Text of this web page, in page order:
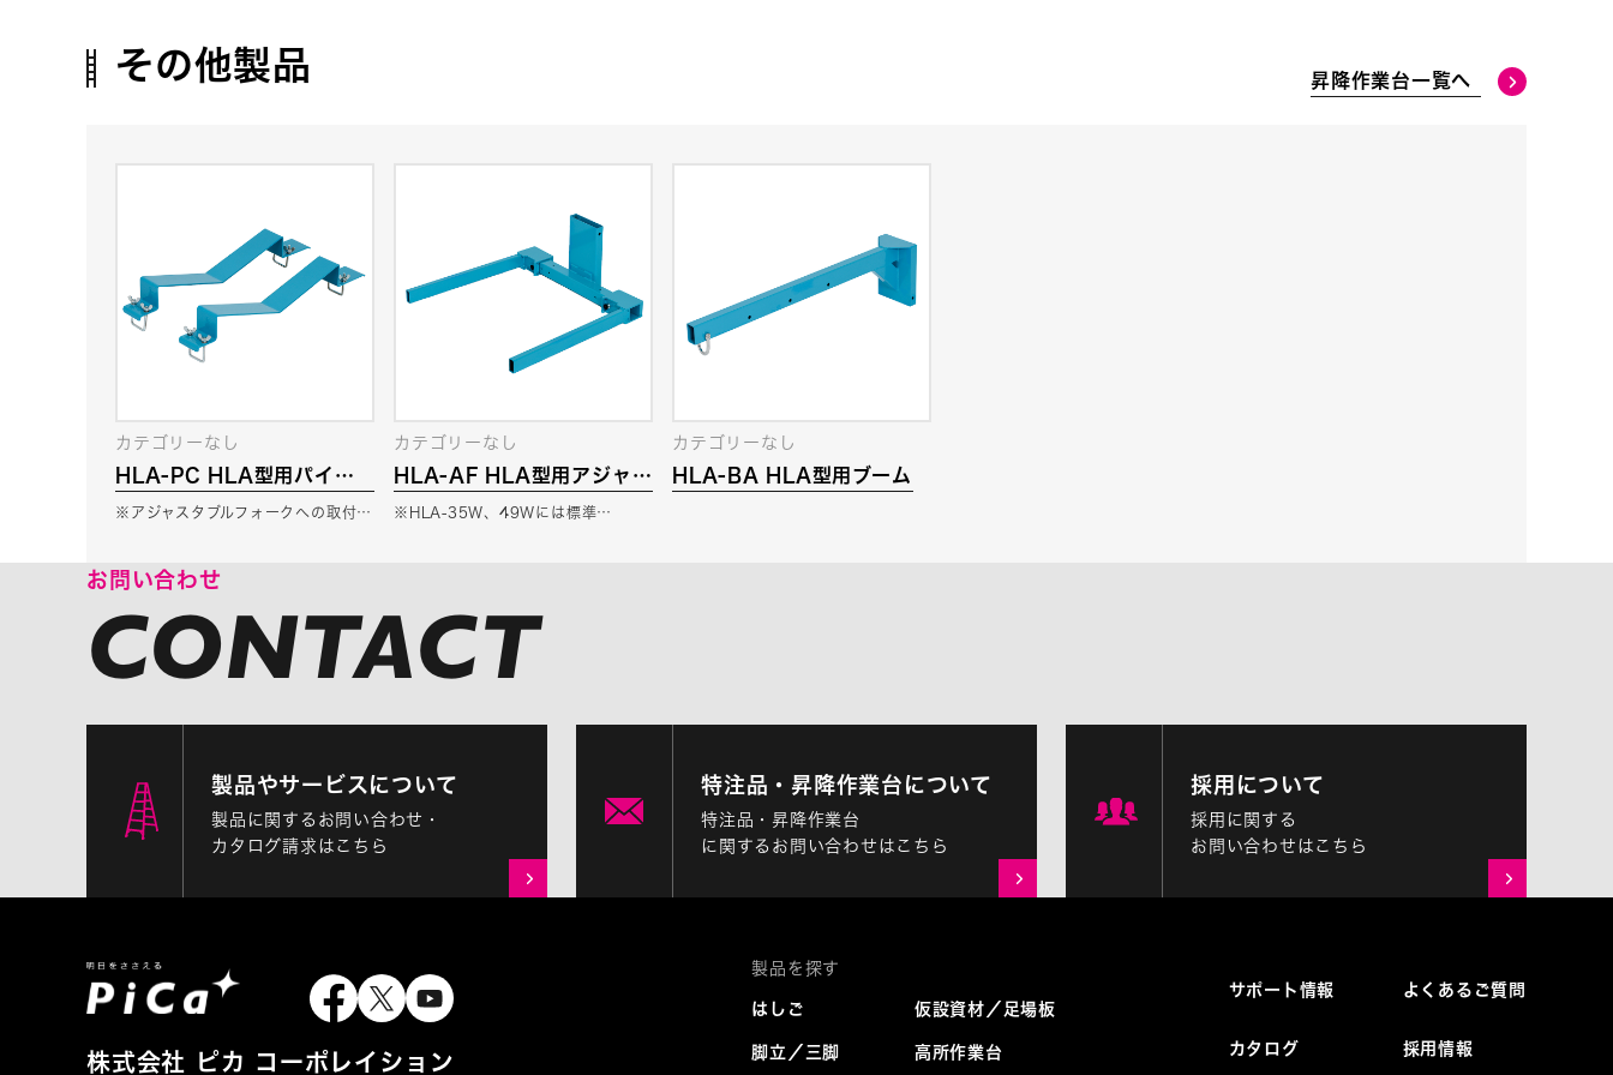
その他製品 昇降作業台一覧へ
HLA-PC HLA型用パイプ
クレードル
カテゴリーなし
※アジャスタブルフォークへの取付…
HLA-AF HLA型用アジャス
タブルフォーク
カテゴリーなし
※HLA-35W、49Wには標準…
HLA-BA HLA型用ブーム
カテゴリーなし
お問い合わせ
製品やサービスについて
製品に関するお問い合わせ・
カタログ請求はこちら
特注品・昇降作業台について
特注品・昇降作業台
に関するお問い合わせはこちら
採用について
採用に関する
お問い合わせはこちら
株式会社 ピカ コーポレイション
はしご
脚立／三脚
仮設資材／足場板
高所作業台
サポート情報
カタログ
よくあるご質問
採用情報